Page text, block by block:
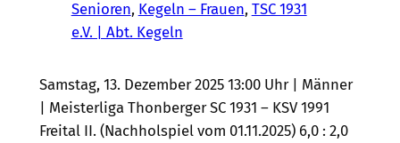
Senioren, Kegeln – Frauen, TSC 1931
e.V. | Abt. Kegeln
Samstag, 13. Dezember 2025 13:00 Uhr | Männer
| Meisterliga Thonberger SC 1931 – KSV 1991
Freital II. (Nachholspiel vom 01.11.2025) 6,0 : 2,0